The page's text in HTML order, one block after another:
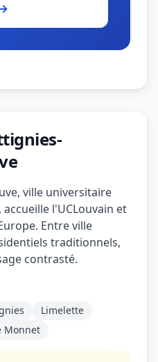
→
ville universitaire
l'UCLouvain et
Entre ville
traditionnels,
contrasté.
Limelette
Monnet